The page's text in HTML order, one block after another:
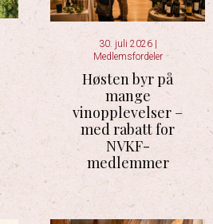
30. juli 2026
Medlemsfordeler
Høsten byr på
mange
vinopplevelser –
med rabatt for
NVKF-
medlemmer